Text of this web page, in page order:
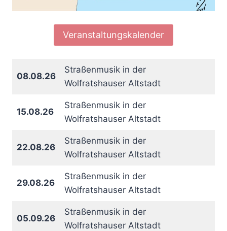
Veranstaltungskalender
08.08.26
Straßenmusik in der
Wolfratshauser Altstadt
15.08.26
Straßenmusik in der
Wolfratshauser Altstadt
22.08.26
Straßenmusik in der
Wolfratshauser Altstadt
29.08.26
Straßenmusik in der
Wolfratshauser Altstadt
05.09.26
Straßenmusik in der
Wolfratshauser Altstadt